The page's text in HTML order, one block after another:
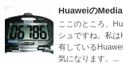
Huaweiの
ここのところ、
シュですね。私
有している
気になります。...